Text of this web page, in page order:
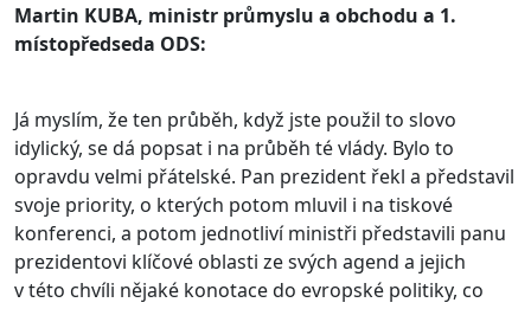
Martin KUBA, ministr průmyslu a obchodu a 1.
místopředseda ODS:
Já myslím, že ten průběh, když jste použil to slovo
idylický, se dá popsat i na průběh té vlády. Bylo to
opravdu velmi přátelské. Pan prezident řekl a představil
svoje priority, o kterých potom mluvil i na tiskové
konferenci, a potom jednotliví ministři představili panu
prezidentovi klíčové oblasti ze svých agend a jejich
v této chvíli nějaké konotace do evropské politiky, co